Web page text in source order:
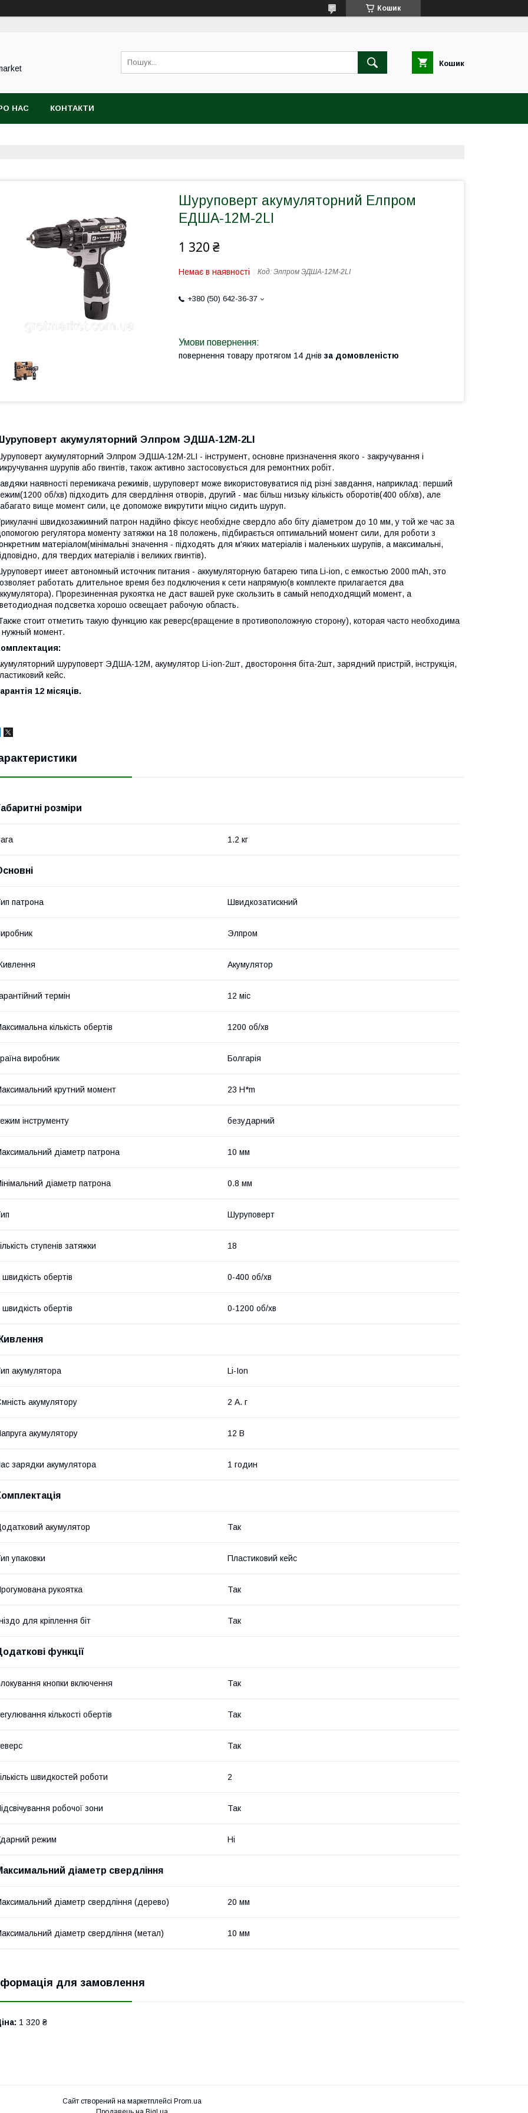
Кошик
Кошик
НАС КОНТАКТИ
Шуруповерт акумуляторний Елпром
ЕДША-12М-2LI
1 320 ₴
Немає в наявності Код: Элпром ЭДША-12М-2LI
+380 (50) 642-36-37
повернення товару протягом 14 днів за домовленістю
акумуляторний Элпром ЭДША-12М-2LI
акумуляторний Элпром ЭДША-12М-2LI - інструмент, основне призначення якого - закручування і
шурупів або гвинтів, також активно застосовується для ремонтних робіт.
наявності перемикача режимів, шуруповерт може використовуватися під різні завдання, наприклад: перший
об/хв) підходить для свердління отворів, другий - має більш низьку кількість оборотів(400 об/хв), але
вище момент сили, це допоможе викрутити міцно сидить шуруп.
швидкозажимний патрон надійно фіксує необхідне свердло або біту діаметром до 10 мм, у той же час за
регулятора моменту затяжки на 18 положень, підбирається оптимальний момент сили, для роботи з
матеріалом(мінімальні значення - підходять для м'яких матеріалів і маленьких шурупів, а максимальні,
для твердих матеріалів і великих гвинтів).
имеет автономный источник питания - аккумуляторную батарею типа Li-ion, с емкостью 2000 mAh, это
работать длительное время без подключения к сети напрямую(в комплекте прилагается два
Прорезиненная рукоятка не даст вашей руке скользить в самый неподходящий момент, а
подсветка хорошо освещает рабочую область.
стоит отметить такую функцию как реверс(вращение в противоположную сторону), которая часто необходима
нужный момент.
шуруповерт ЭДША-12М, акумулятор Li-ion-2шт, двостороння біта-2шт, зарядний пристрій, інструкція,
кейс.
12 місяців.
розміри
1.2 кг
патрона Швидкозатискний
Элпром
Акумулятор
термін 12 міс
кількість обертів 1200 об/хв
виробник Болгарія
крутний момент 23 H*m
інструменту безударний
діаметр патрона 10 мм
діаметр патрона 0.8 мм
Шуруповерт
ступенів затяжки 18
швидкість обертів 0-400 об/хв
швидкість обертів 0-1200 об/хв
акумулятора Li-Ion
акумулятору 2 А. г
акумулятору 12 В
зарядки акумулятора 1 годин
акумулятор Так
упаковки Пластиковий кейс
рукоятка Так
для кріплення біт Так
функції
кнопки включення Так
кількості обертів Так
Так
швидкостей роботи 2
робочої зони Так
режим Ні
діаметр свердління
діаметр свердління (дерево) 20 мм
діаметр свердління (метал) 10 мм
для замовлення
1 320 ₴
Сайт створений на маркетплейсі Prom.ua